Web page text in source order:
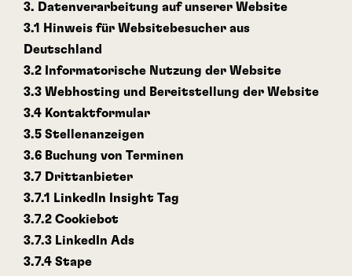
3. Datenverarbeitung auf unserer Website
3.1 Hinweis für Websitebesucher aus
Deutschland
3.2 Informatorische Nutzung der Website
3.3 Webhosting und Bereitstellung der Website
3.4 Kontaktformular
3.5 Stellenanzeigen
3.6 Buchung von Terminen
3.7 Drittanbieter
3.7.1 LinkedIn Insight Tag
3.7.2 Cookiebot
3.7.3 LinkedIn Ads
3.7.4 Stape